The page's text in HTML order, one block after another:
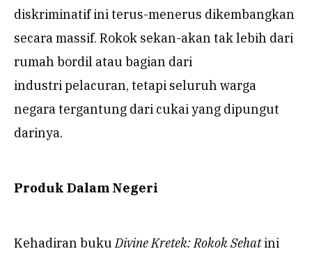
diskriminatif ini terus-menerus dikembangkan
secara massif. Rokok sekan-akan tak lebih dari
rumah bordil atau bagian dari
industri pelacuran, tetapi seluruh warga
negara tergantung dari cukai yang dipungut
darinya.
Produk Dalam Negeri
Kehadiran bukuDivine Kretek: Rokok Sehatini